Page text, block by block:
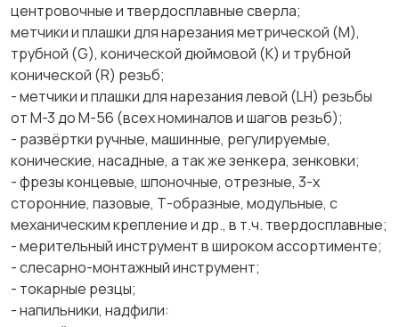
центровочные и твердосплавные сверла;
метчики и плашки для нарезания метрической (М),
трубной (G), конической дюймовой (К) и трубной
конической (R) резьб;
- метчики и плашки для нарезания левой (LH) резьбы
от М-3 до М-56 (всех номиналов и шагов резьб);
- развёртки ручные, машинные, регулируемые,
конические, насадные, а так же зенкера, зенковки;
- фрезы концевые, шпоночные, отрезные, 3-х
сторонние, пазовые, Т-образные, модульные, с
механическим крепление и др., в т.ч. твердосплавные;
- мерительный инструмент в широком ассортименте;
- слесарно-монтажный инструмент;
- токарные резцы;
- напильники, надфили: